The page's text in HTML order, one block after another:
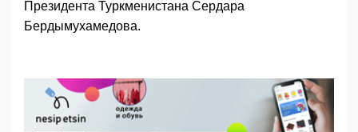
Президента Туркменистана Сердара
Бердымухамедова.